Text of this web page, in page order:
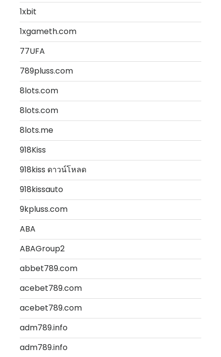
1xbit
1xgameth.com
77UFA
789pluss.com
8lots.com
8lots.com
8lots.me
918Kiss
918kiss ดาวน์โหลด
918kissauto
9kpluss.com
ABA
ABAGroup2
abbet789.com
acebet789.com
acebet789.com
adm789.info
adm789.info